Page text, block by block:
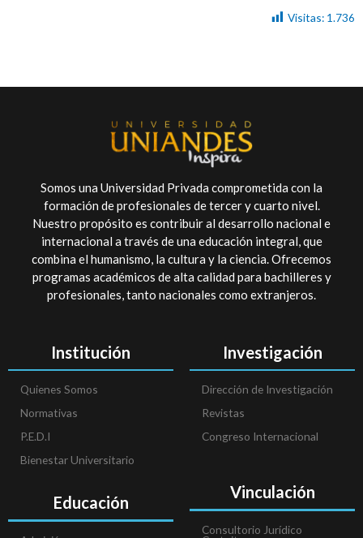
Visitas: 1.736
Somos una Universidad Privada comprometida con la
formación de profesionales de tercer y cuarto nivel.
Nuestro propósito es contribuir al desarrollo nacional e
internacional a través de una educación integral, que
combina el humanismo, la cultura y la ciencia. Ofrecemos
programas académicos de alta calidad para bachilleres y
profesionales, tanto nacionales como extranjeros.
Institución
Quienes Somos
Normativas
P.E.D.I
Bienestar Universitario
Educación
Investigación
Dirección de Investigación
Revistas
Congreso Internacional
Vinculación
Consultorio Jurídico